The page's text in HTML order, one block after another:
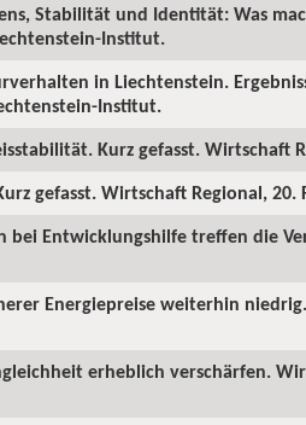
Stabilität und Identität: Was
Institut.
in Liechtenstein.
Institut.
Kurz gefasst. Wirtschaft
gefasst. Wirtschaft Regional, 20.
bei Entwicklungshilfe treffen die
Energiepreise weiterhin
erheblich verschärfen.